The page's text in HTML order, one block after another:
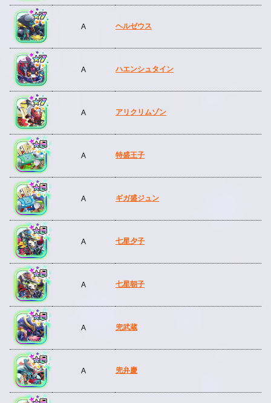
A ヘルゼウス
A ハエンシュタイン
A アリクリムゾン
A 特盛王子
A ギガ盛ジュン
A 七星夕子
A 七星朝子
A 兜武蔵
A 兜弁慶